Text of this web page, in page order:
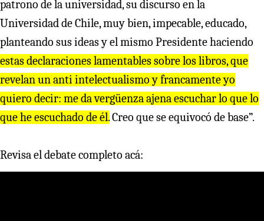
patrono de la universidad, su discurso en la
Universidad de Chile, muy bien, impecable, educado,
planteando sus ideas y el mismo Presidente haciendo
estas declaraciones lamentables sobre los libros, que
revelan un anti intelectualismo y francamente yo
quiero decir: me da vergüenza ajena escuchar lo que lo
que he escuchado de él.Creo que se equivocó de base”.
Revisa el debate completo acá: